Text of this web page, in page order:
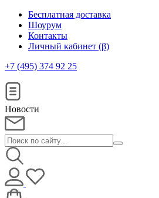
Бесплатная доставка
Шоурум
Контакты
Личный кабинет (β)
+7 (495) 374 92 25
Новости